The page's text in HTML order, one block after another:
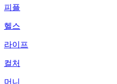
피플
헬스
라이프
컬처
머니